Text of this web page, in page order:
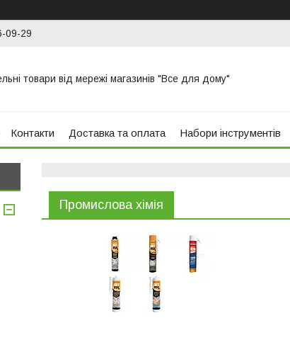
09-29
товари від мережі магазинів "Все для дому"
Контакти Доставка та оплата Набори інструментів
Промислова хімія